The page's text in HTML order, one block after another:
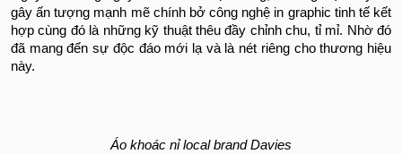
gây ấn tượng mạnh mẽ chính bở công nghệ in graphic tinh tế kết
hợp cùng đó là những kỹ thuật thêu đầy chỉnh chu, tỉ mỉ. Nhờ đó
đã mang đến sự độc đáo mới lạ và là nét riêng cho thương hiệu
này.
Áo khoác nỉ local brand Davies